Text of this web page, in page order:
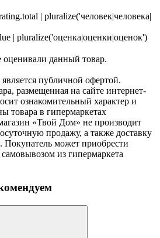
| pluralize('человек|человека|
| pluralize('оценка|оценки|оценок')
данный товар.
публичной офертой.
размещенная на сайте интернет-
ознакомительный характер и
товара в гипермаркетах
«Твой Дом» не производит
продажу, а также доставку
Покупатель может приобрести
из гипермаркета